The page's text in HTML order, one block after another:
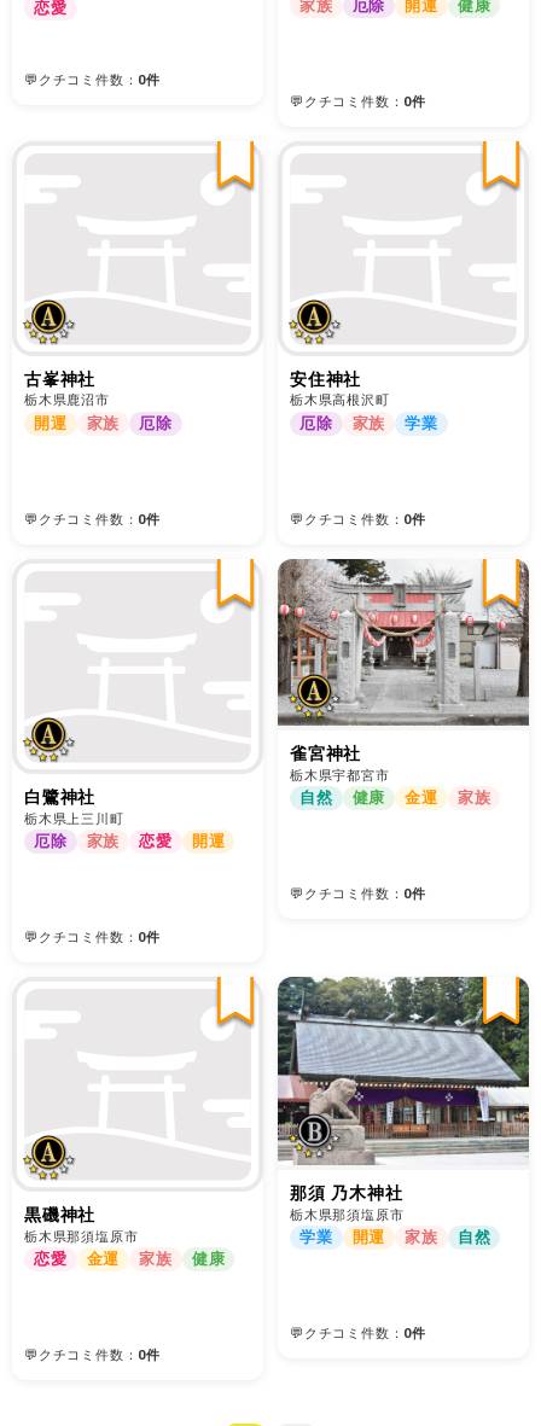
恋愛
💬クチコミ件数： 0件
家族 厄除 開運 健康
💬クチコミ件数： 0件
古峯神社
栃木県鹿沼市
開運 家族 厄除
💬クチコミ件数： 0件
安住神社
栃木県高根沢町
厄除 家族 学業
💬クチコミ件数： 0件
白鷺神社
栃木県上三川町
厄除 家族 恋愛 開運
💬クチコミ件数： 0件
雀宮神社
栃木県宇都宮市
自然 健康 金運 家族
💬クチコミ件数： 0件
黒磯神社
栃木県那須塩原市
恋愛 金運 家族 健康
💬クチコミ件数： 0件
那須 乃木神社
栃木県那須塩原市
学業 開運 家族 自然
💬クチコミ件数： 0件